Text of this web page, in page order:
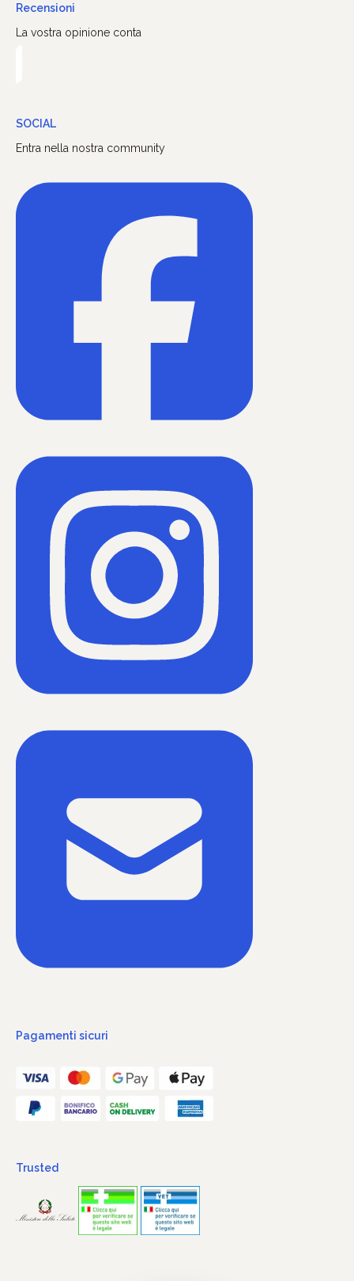
Recensioni
La vostra opinione conta
SOCIAL
Entra nella nostra community
Pagamenti sicuri
Trusted